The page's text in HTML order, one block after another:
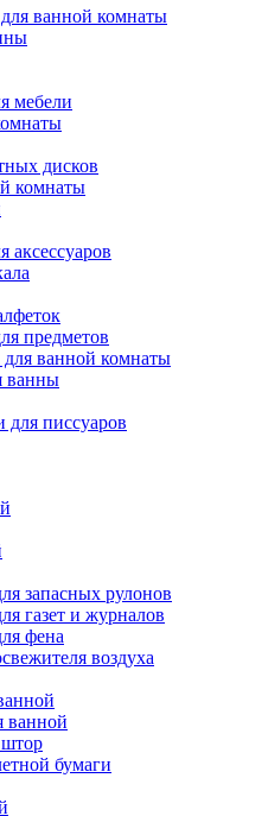
ванной комнаты
мебели
дисков
комнаты
предметов
ванной комнаты
ванны
для писсуаров
запасных рулонов
газет и журналов
фена
воздуха
ванной
бумаги